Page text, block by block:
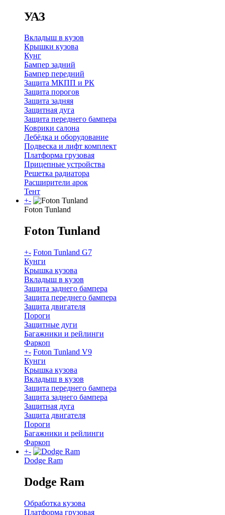
УАЗ
Вкладыш в кузов
Крышки кузова
Кунг
Бампер задний
Бампер передний
Защита МКПП и РК
Защита порогов
Защита задняя
Защитная дуга
Защита переднего бампера
Коврики салона
Лебёдка и оборудование
Подвеска и лифт комплект
Платформа грузовая
Прицепные устройства
Решетка радиатора
Расширители арок
Тент
+-
Foton Tunland
Foton Tunland
+- Foton Tunland G7
Кунги
Крышка кузова
Вкладыш в кузов
Защита заднего бампера
Защита переднего бампера
Защита двигателя
Пороги
Защитные дуги
Багажники и рейлинги
Фаркоп
+- Foton Tunland V9
Кунги
Крышка кузова
Вкладыш в кузов
Защита переднего бампера
Защита заднего бампера
Защитная дуга
Защита двигателя
Пороги
Багажники и рейлинги
Фаркоп
+-
Dodge Ram
Dodge Ram
Обработка кузова
Платформа грузовая